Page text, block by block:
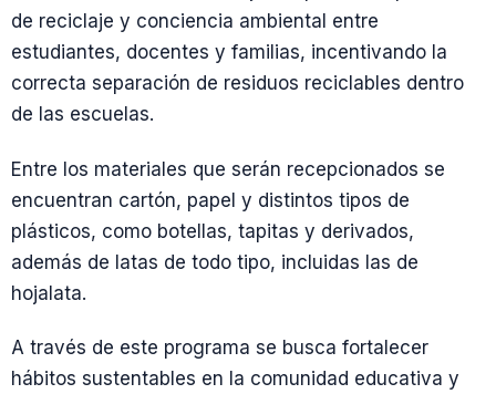
de reciclaje y conciencia ambiental entre
estudiantes, docentes y familias, incentivando la
correcta separación de residuos reciclables dentro
de las escuelas.
Entre los materiales que serán recepcionados se
encuentran cartón, papel y distintos tipos de
plásticos, como botellas, tapitas y derivados,
además de latas de todo tipo, incluidas las de
hojalata.
A través de este programa se busca fortalecer
hábitos sustentables en la comunidad educativa y